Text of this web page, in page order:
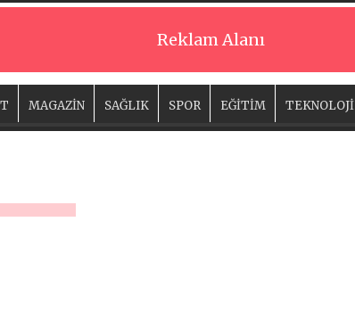
Reklam Alanı
MAGAZİN SAĞLIK SPOR EĞİTİM TEKNOLOJİ